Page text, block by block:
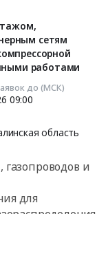
сетям
работами
до (МСК)
09:00
область
газопроводов и
для